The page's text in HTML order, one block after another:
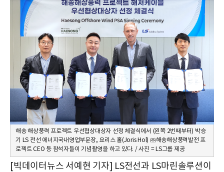
해송 해상풍력 프로젝트 우선협상대상자 선정 체결식에서 (왼쪽 2번째부터) 박승
기 LS 전선 에너지국내영업부문장, 요리스 홀(Joris Hol) ㈜해송해상풍력발전 프
로젝트 CEO 등 참석자들이 기념촬영을 하고 있다. / 사진 = LS그룹 제공
[빅데이터뉴스 서예현 기자] LS전선과 LS마린솔루션이